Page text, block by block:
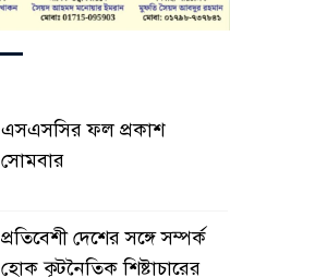
এসএসসির ফল প্রকাশ
সোমবার
প্রতিবেশী দেশের সঙ্গে সম্পর্ক
হোক কূটনৈতিক শিষ্টাচারের